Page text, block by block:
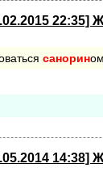
22:35]
санорин
14:38]